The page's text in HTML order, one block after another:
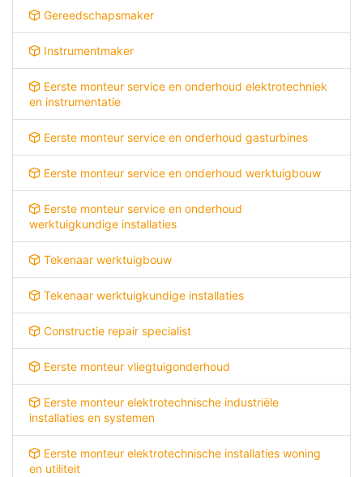
Gereedschapsmaker
Instrumentmaker
Eerste monteur service en onderhoud elektrotechniek
en instrumentatie
Eerste monteur service en onderhoud gasturbines
Eerste monteur service en onderhoud werktuigbouw
Eerste monteur service en onderhoud
werktuigkundige installaties
Tekenaar werktuigbouw
Tekenaar werktuigkundige installaties
Constructie repair specialist
Eerste monteur vliegtuigonderhoud
Eerste monteur elektrotechnische industriële
installaties en systemen
Eerste monteur elektrotechnische installaties woning
en utiliteit